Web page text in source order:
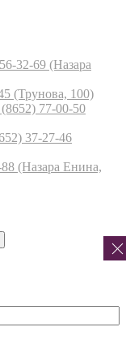
32-69 (Назара
(Трунова, 100)
77-00-50
37-27-46
(Назара Енина,